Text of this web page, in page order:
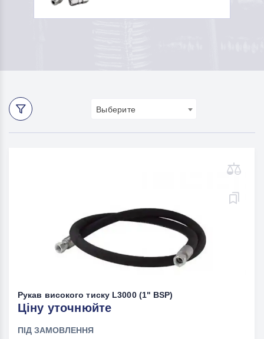
Выберите
Рукав високого тиску L3000 (1" BSP)
Ціну уточнюйте
ПІД ЗАМОВЛЕННЯ